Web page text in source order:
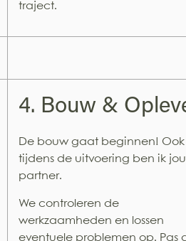
traject.
4. Bouw &
De bouw gaat beginnen! Ook
tijdens de uitvoering ben ik
partner.
We controleren de
werkzaamheden en lossen
eventuele problemen op. Pas